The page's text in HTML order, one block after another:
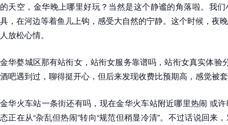
的天空，金华晚上哪里好玩？当然是这个静谧的角落啦。我
具，在河边等着鱼儿上钩，感受大自然的宁静。这个时候，夜
人放松心情。
金华婺城区那有站衔女，站衔女服务靠谱吗，站衔女真实体验
酒吧遇到过，聊得挺开心，但后来发现收费比预期高，感觉被
金华火车站一条街还有吗，现在金华火车站附近哪里热闹 或
态正在从“杂乱但热闹”转向“规范但稍显冷清”。不过话说回来